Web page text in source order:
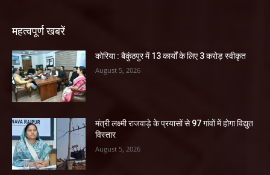
महत्वपूर्ण खबरें
कोरिया : बैकुंठपुर में 13 कार्यों के लिए 3 करोड़ स्वीकृत
August 5, 2026
मंत्री लक्ष्मी राजवाड़े के प्रयासों से 97 गांवों में होगा विद्युत
विस्तार
August 5, 2026